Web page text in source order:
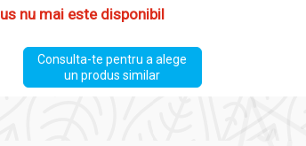
nu mai este disponibil
Consulta-te pentru a alege
un produs similar